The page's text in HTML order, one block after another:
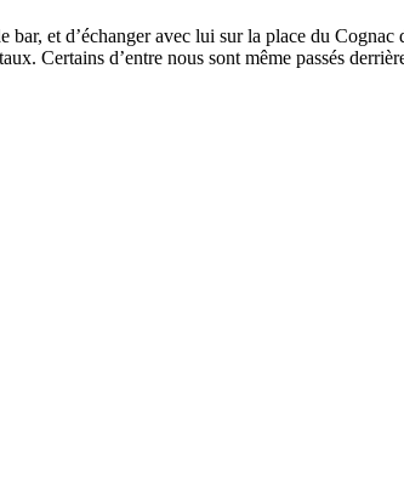
bar, et d’échanger avec lui sur la place du
Certains d’entre nous sont même passés